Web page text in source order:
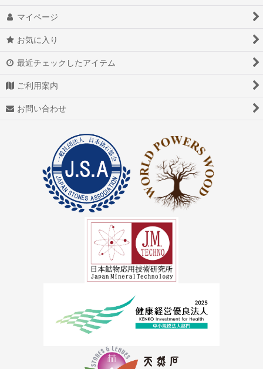
マイページ
お気に入り
最近チェックしたアイテム
ご利用案内
お問い合わせ